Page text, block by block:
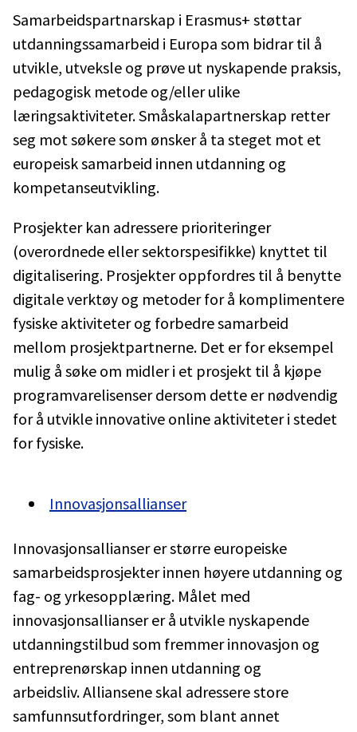
Samarbeidspartnarskap i Erasmus+ støttar
utdanningssamarbeid i Europa som bidrar til å
utvikle, utveksle og prøve ut nyskapende praksis,
pedagogisk metode og/eller ulike
læringsaktiviteter. Småskalapartnerskap retter
seg mot søkere som ønsker å ta steget mot et
europeisk samarbeid innen utdanning og
kompetanseutvikling.
Prosjekter kan adressere prioriteringer
(overordnede eller sektorspesifikke) knyttet til
digitalisering. Prosjekter oppfordres til å benytte
digitale verktøy og metoder for å komplimentere
fysiske aktiviteter og forbedre samarbeid
mellom prosjektpartnerne. Det er for eksempel
mulig å søke om midler i et prosjekt til å kjøpe
programvarelisenser dersom dette er nødvendig
for å utvikle innovative online aktiviteter i stedet
for fysiske.
Innovasjonsallianser
Innovasjonsallianser er større europeiske
samarbeidsprosjekter innen høyere utdanning og
fag- og yrkesopplæring. Målet med
innovasjonsallianser er å utvikle nyskapende
utdanningstilbud som fremmer innovasjon og
entreprenørskap innen utdanning og
arbeidsliv. Alliansene skal adressere store
samfunnsutfordringer, som blant annet